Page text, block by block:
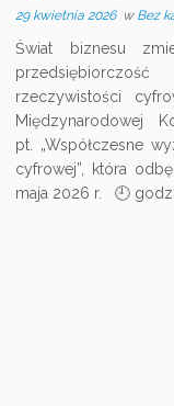
29 kwietnia 2026w Bez
Świat biznesu
rzeczywistości
Międzynarodowej
pt. „Współczesne
cyfrowej”, która
maja 2026 r. 🕘